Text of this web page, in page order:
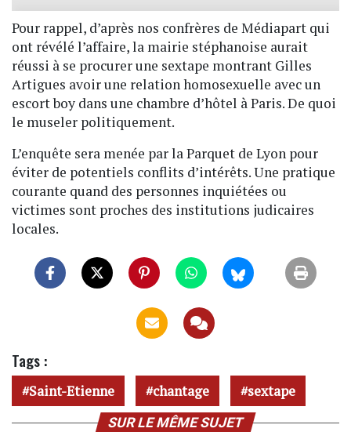
Pour rappel, d’après nos confrères de Médiapart qui
ont révélé l’affaire, la mairie stéphanoise aurait
réussi à se procurer une sextape montrant Gilles
Artigues avoir une relation homosexuelle avec un
escort boy dans une chambre d’hôtel à Paris. De quoi
le museler politiquement.
L’enquête sera menée par la Parquet de Lyon pour
éviter de potentiels conflits d’intérêts. Une pratique
courante quand des personnes inquiétées ou
victimes sont proches des institutions judicaires
locales.
Tags :
Saint-Etienne chantage sextape
SUR LE MÊME SUJET